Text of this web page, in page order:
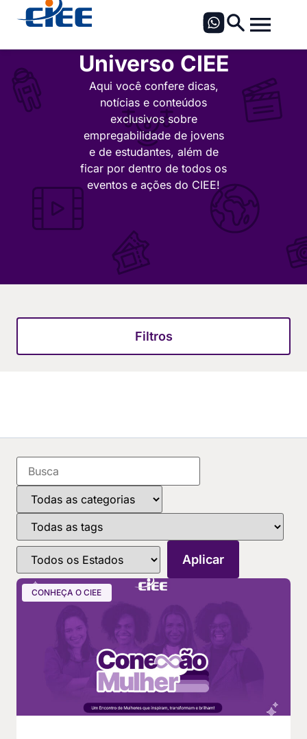
Universo CIEE
Aqui você confere dicas,
notícias e conteúdos
exclusivos sobre
empregabilidade de jovens
e de estudantes, além de
ficar por dentro de todos os
eventos e ações do CIEE!
Filtros
CONHEÇA O CIEE